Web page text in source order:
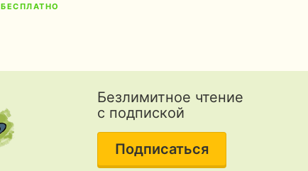
БЕСПЛАТНО
Безлимитное чтение
с подпиской
Подписаться